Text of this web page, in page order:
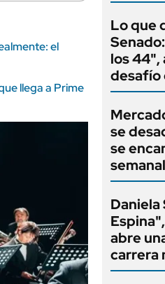
el
llega a Prime
Lo que
los 44",
desafío
se
se
Daniela
abre
carrera